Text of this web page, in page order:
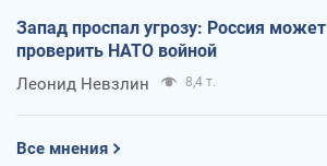
Запад проспал угрозу: Россия может
проверить НАТО войной
Леонид Невзлин 8,4 т.
Все мнения